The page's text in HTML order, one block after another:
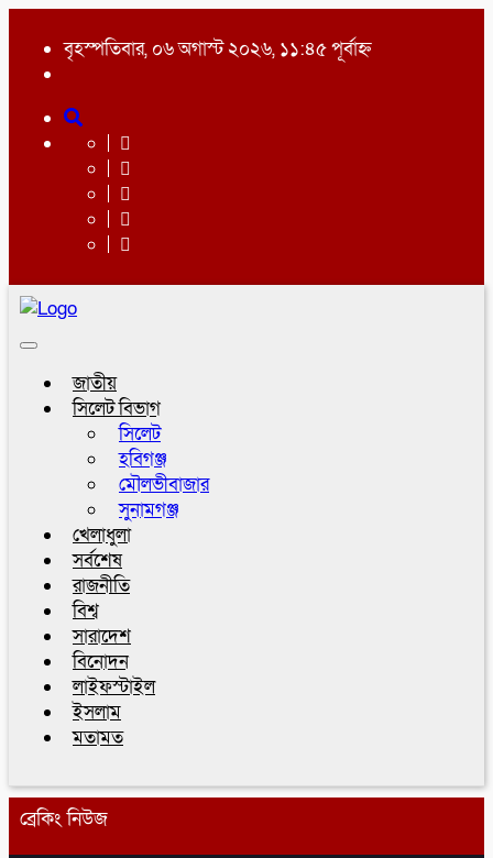
বৃহস্পতিবার, ০৬ অগাস্ট ২০২৬, ১১:৪৫ পূর্বাহ্ন
Toggle
জাতীয়
সিলেট বিভাগ
সিলেট
হবিগঞ্জ
মৌলভীবাজার
সুনামগঞ্জ
খেলাধুলা
সর্বশেষ
রাজনীতি
বিশ্ব
সারাদেশ
বিনোদন
লাইফস্টাইল
ইসলাম
মতামত
ব্রেকিং নিউজ